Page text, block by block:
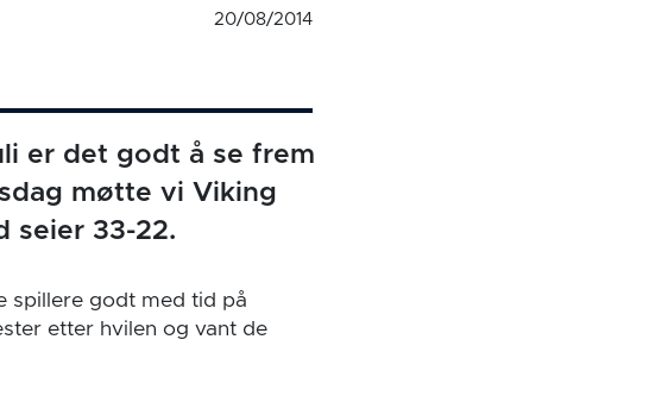
20/08/2014
er det godt å se frem
møtte vi Viking
seier 33-22.
spillere godt med tid på
etter hvilen og vant de